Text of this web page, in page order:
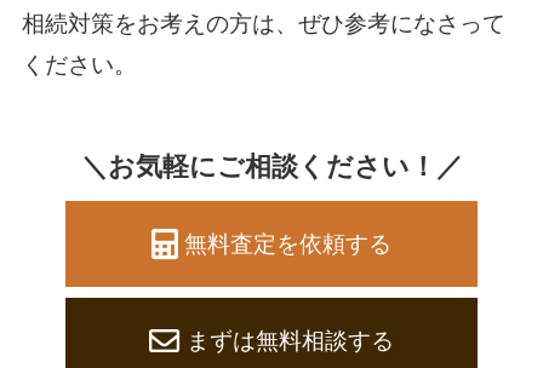
相続対策をお考えの方は、ぜひ参考になさって
ください。
＼お気軽にご相談ください！／
無料査定を依頼する
まずは無料相談する